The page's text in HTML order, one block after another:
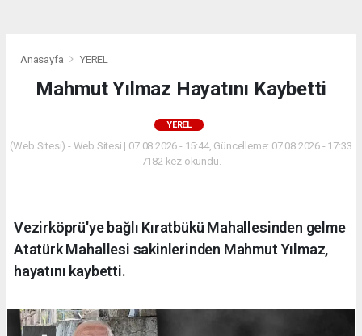
Anasayfa YEREL
Mahmut Yılmaz Hayatını Kaybetti
YEREL
(Web Sitesi) - Web Sitesi | 07.08.2026 - 15:44, Güncelleme: 07.08.2026 - 17:33
7182 kez okundu.
Vezirköprü'ye bağlı Kıratbükü Mahallesinden gelme
Atatürk Mahallesi sakinlerinden Mahmut Yılmaz,
hayatını kaybetti.